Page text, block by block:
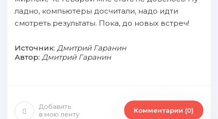
ладно, компьютеры досчитали, надо идти
смотреть результаты. Пока, до новых встреч!
Источник: Дмитрий Гаранин
Автор: Дмитрий Гаранин
Добавить
в мою ленту
Комментарии (0)